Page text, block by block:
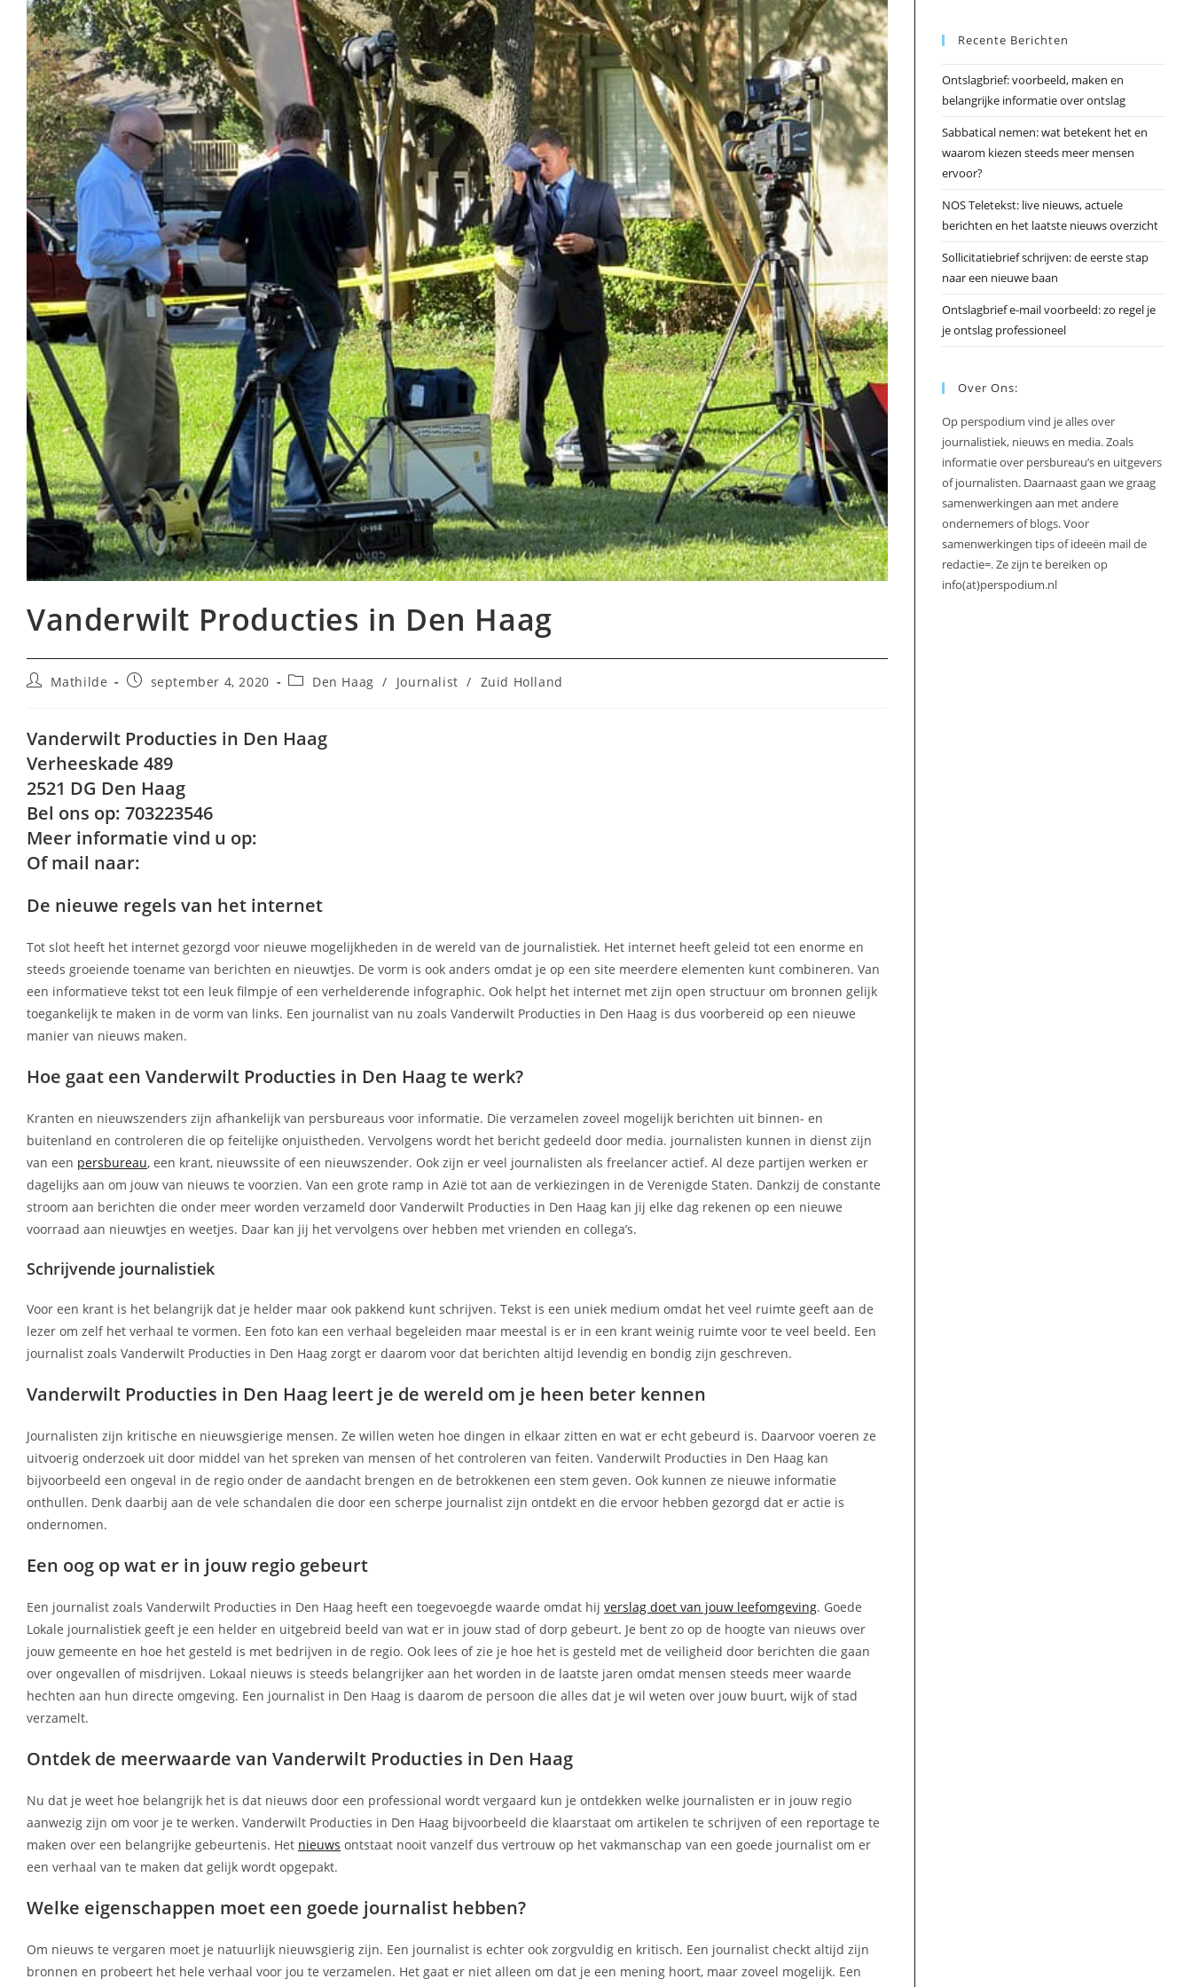
Vanderwilt Producties in Den Haag
BerichtMathilde
Berichtseptember 4, 2020 Berichtcategorie:
Den Haag / Journalist / Zuid Holland
Vanderwilt Producties in Den Haag
Verheeskade 489
2521 DG Den Haag
Bel ons op: 703223546
Meer informatie vind u op:
Of mail naar:
De nieuwe regels van het internet
Tot slot heeft het internet gezorgd voor nieuwe mogelijkheden in de wereld van de journalistiek. Het internet heeft geleid tot een enorme en
steeds groeiende toename van berichten en nieuwtjes. De vorm is ook anders omdat je op een site meerdere elementen kunt combineren. Van
een informatieve tekst tot een leuk filmpje of een verhelderende infographic. Ook helpt het internet met zijn open structuur om bronnen gelijk
toegankelijk te maken in de vorm van links. Een journalist van nu zoals Vanderwilt Producties in Den Haag is dus voorbereid op een nieuwe
manier van nieuws maken.
Hoe gaat een Vanderwilt Producties in Den Haag te werk?
Kranten en nieuwszenders zijn afhankelijk van persbureaus voor informatie. Die verzamelen zoveel mogelijk berichten uit binnen- en
buitenland en controleren die op feitelijke onjuistheden. Vervolgens wordt het bericht gedeeld door media. journalisten kunnen in dienst zijn
van een persbureau, een krant, nieuwssite of een nieuwszender. Ook zijn er veel journalisten als freelancer actief. Al deze partijen werken er
dagelijks aan om jouw van nieuws te voorzien. Van een grote ramp in Azië tot aan de verkiezingen in de Verenigde Staten. Dankzij de constante
stroom aan berichten die onder meer worden verzameld door Vanderwilt Producties in Den Haag kan jij elke dag rekenen op een nieuwe
voorraad aan nieuwtjes en weetjes. Daar kan jij het vervolgens over hebben met vrienden en collega’s.
Schrijvende journalistiek
Voor een krant is het belangrijk dat je helder maar ook pakkend kunt schrijven. Tekst is een uniek medium omdat het veel ruimte geeft aan de
lezer om zelf het verhaal te vormen. Een foto kan een verhaal begeleiden maar meestal is er in een krant weinig ruimte voor te veel beeld. Een
journalist zoals Vanderwilt Producties in Den Haag zorgt er daarom voor dat berichten altijd levendig en bondig zijn geschreven.
Vanderwilt Producties in Den Haag leert je de wereld om je heen beter kennen
Journalisten zijn kritische en nieuwsgierige mensen. Ze willen weten hoe dingen in elkaar zitten en wat er echt gebeurd is. Daarvoor voeren ze
uitvoerig onderzoek uit door middel van het spreken van mensen of het controleren van feiten. Vanderwilt Producties in Den Haag kan
bijvoorbeeld een ongeval in de regio onder de aandacht brengen en de betrokkenen een stem geven. Ook kunnen ze nieuwe informatie
onthullen. Denk daarbij aan de vele schandalen die door een scherpe journalist zijn ontdekt en die ervoor hebben gezorgd dat er actie is
ondernomen.
Een oog op wat er in jouw regio gebeurt
Een journalist zoals Vanderwilt Producties in Den Haag heeft een toegevoegde waarde omdat hij verslag doet van jouw leefomgeving. Goede
Lokale journalistiek geeft je een helder en uitgebreid beeld van wat er in jouw stad of dorp gebeurt. Je bent zo op de hoogte van nieuws over
jouw gemeente en hoe het gesteld is met bedrijven in de regio. Ook lees of zie je hoe het is gesteld met de veiligheid door berichten die gaan
over ongevallen of misdrijven. Lokaal nieuws is steeds belangrijker aan het worden in de laatste jaren omdat mensen steeds meer waarde
hechten aan hun directe omgeving. Een journalist in Den Haag is daarom de persoon die alles dat je wil weten over jouw buurt, wijk of stad
verzamelt.
Ontdek de meerwaarde van Vanderwilt Producties in Den Haag
Nu dat je weet hoe belangrijk het is dat nieuws door een professional wordt vergaard kun je ontdekken welke journalisten er in jouw regio
aanwezig zijn om voor je te werken. Vanderwilt Producties in Den Haag bijvoorbeeld die klaarstaat om artikelen te schrijven of een reportage te
maken over een belangrijke gebeurtenis. Het nieuws ontstaat nooit vanzelf dus vertrouw op het vakmanschap van een goede journalist om er
een verhaal van te maken dat gelijk wordt opgepakt.
Welke eigenschappen moet een goede journalist hebben?
Om nieuws te vergaren moet je natuurlijk nieuwsgierig zijn. Een journalist is echter ook zorgvuldig en kritisch. Een journalist checkt altijd zijn
bronnen en probeert het hele verhaal voor jou te verzamelen. Het gaat er niet alleen om dat je een mening hoort, maar zoveel mogelijk. Een
Recente Berichten
Ontslagbrief: voorbeeld, maken en
belangrijke informatie over ontslag
Sabbatical nemen: wat betekent het en
waarom kiezen steeds meer mensen
ervoor?
NOS Teletekst: live nieuws, actuele
berichten en het laatste nieuws overzicht
Sollicitatiebrief schrijven: de eerste stap
naar een nieuwe baan
Ontslagbrief e-mail voorbeeld: zo regel je
je ontslag professioneel
Over Ons:
Op perspodium vind je alles over
journalistiek, nieuws en media. Zoals
informatie over persbureau’s en uitgevers
of journalisten. Daarnaast gaan we graag
samenwerkingen aan met andere
ondernemers of blogs. Voor
samenwerkingen tips of ideeën mail de
redactie=. Ze zijn te bereiken op
info(at)perspodium.nl